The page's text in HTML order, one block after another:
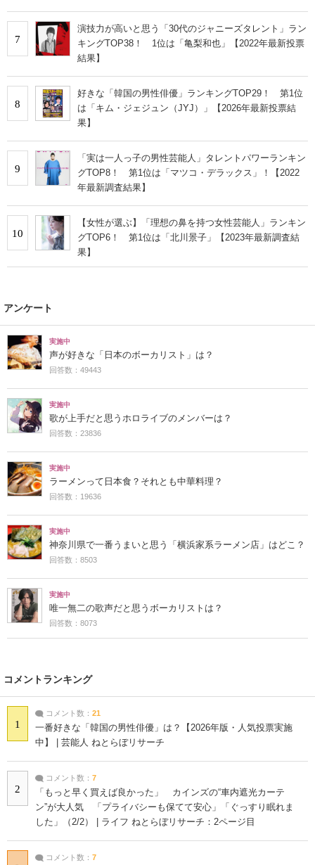
7
​​演技力が高いと思う「30代のジャニーズタレント」ラン
キングTOP38！ 1位は「亀梨和也」【2022年最新投票
結果】
8
好きな「韓国の男性俳優」ランキングTOP29！ 第1位
は「キム・ジェジュン（JYJ）」【2026年最新投票結
果】
9
「実は一人っ子の男性芸能人」タレントパワーランキン
グTOP8！ 第1位は「マツコ・デラックス」！【2022
年最新調査結果】
10
【女性が選ぶ】「理想の鼻を持つ女性芸能人」ランキン
グTOP6！ 第1位は「北川景子」【2023年最新調査結
果】
アンケート
実施中
声が好きな「日本のボーカリスト」は？
回答数：49443
実施中
歌が上手だと思うホロライブのメンバーは？
回答数：23836
実施中
ラーメンって日本食？それとも中華料理？
回答数：19636
実施中
神奈川県で一番うまいと思う「横浜家系ラーメン店」はどこ？
回答数：8503
実施中
唯一無二の歌声だと思うボーカリストは？
回答数：8073
コメントランキング
1
コメント数： 21
一番好きな「韓国の男性俳優」は？【2026年版・人気投票実施
中】 | 芸能人 ねとらぼリサーチ
2
コメント数： 7
「もっと早く買えば良かった」 カインズの“車内遮光カーテ
ン”が大人気 「プライバシーも保てて安心」「ぐっすり眠れま
した」（2/2） | ライフ ねとらぼリサーチ：2ページ目
コメント数： 7